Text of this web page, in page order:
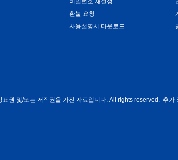
환불 요청
사용설명서 다운로드
권 및/또는 저작권을 가진 자료입니다. All rights reserved. 추가